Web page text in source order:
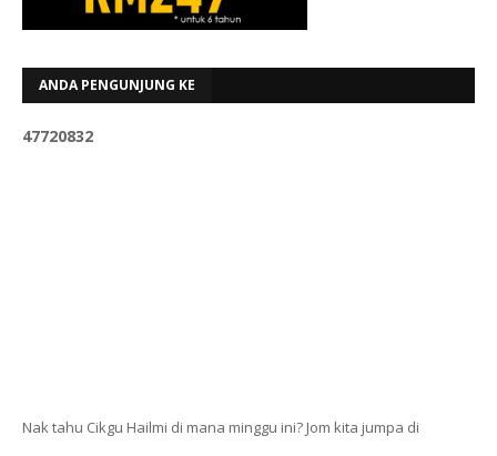
ANDA PENGUNJUNG KE
47720832
Nak tahu Cikgu Hailmi di mana minggu ini? Jom kita jumpa di